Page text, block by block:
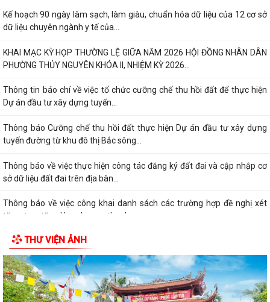
Kế hoạch 90 ngày làm sạch, làm giàu, chuẩn hóa dữ liệu của 12 cơ sở
dữ liệu chuyên ngành y tế của...
KHAI MẠC KỲ HỌP THƯỜNG LỆ GIỮA NĂM 2026 HỘI ĐỒNG NHÂN DÂN
PHƯỜNG THỦY NGUYÊN KHÓA II, NHIỆM KỲ 2026...
Thông tin báo chí về việc tổ chức cưỡng chế thu hồi đất để thực hiện
Dự án đầu tư xây dựng tuyến...
Thông báo Cưỡng chế thu hồi đất thực hiện Dự án đầu tư xây dựng
tuyến đường từ khu đô thị Bắc sông...
Thông báo về việc thực hiện công tác đăng ký đất đai và cập nhập cơ
sở dữ liệu đất đai trên địa bàn...
Thông báo về việc công khai danh sách các trường hợp đề nghị xét
tặng, truy tặng Huy chương thanh...
THƯ VIỆN ẢNH